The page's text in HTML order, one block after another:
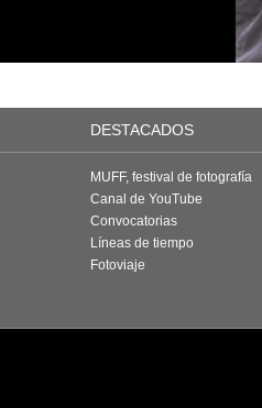
DESTACADOS
MUFF, festival de fotografía
Canal de YouTube
Convocatorias
Líneas de tiempo
Fotoviaje